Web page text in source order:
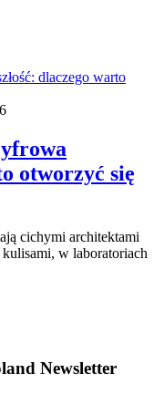
otworzyć się
cichymi architektami
w laboratoriach
Newsletter